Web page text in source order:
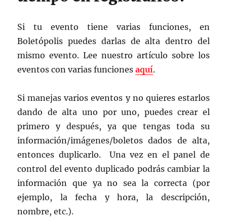
Si tu evento tiene varias funciones, en
Boletópolis puedes darlas de alta dentro del
mismo evento. Lee nuestro artículo sobre los
eventos con varias funcionesaquí.
Si manejas varios eventos y no quieres estarlos
dando de alta uno por uno, puedes crear el
primero y después, ya que tengas toda su
información/imágenes/boletos dados de alta,
entonces duplicarlo. Una vez en el panel de
control del evento duplicado podrás cambiar la
información que ya no sea la correcta (por
ejemplo, la fecha y hora, la descripción,
nombre, etc.).